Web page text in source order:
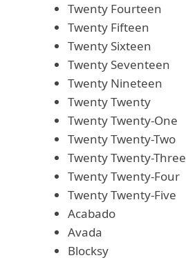
Twenty Fourteen
Twenty Fifteen
Twenty Sixteen
Twenty Seventeen
Twenty Nineteen
Twenty Twenty
Twenty Twenty-One
Twenty Twenty-Two
Twenty Twenty-Three
Twenty Twenty-Four
Twenty Twenty-Five
Acabado
Avada
Blocksy